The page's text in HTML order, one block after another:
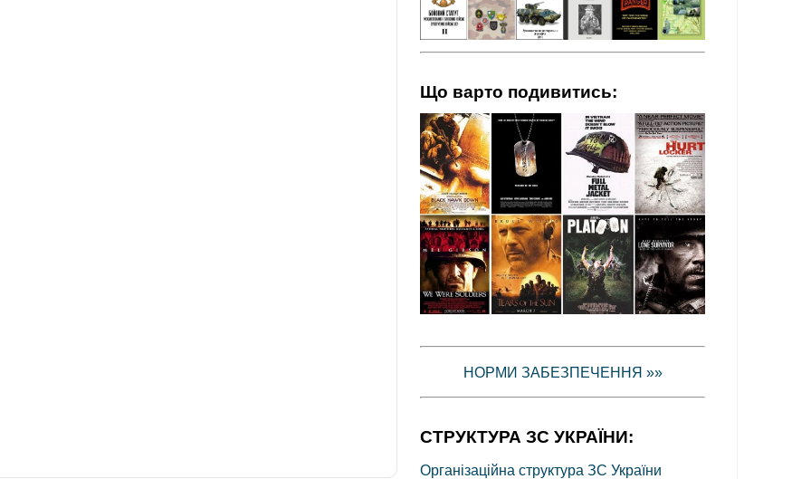
Що варто подивитись:
НОРМИ ЗАБЕЗПЕЧЕННЯ »»
СТРУКТУРА ЗС УКРАЇНИ:
Організаційна структура ЗС України